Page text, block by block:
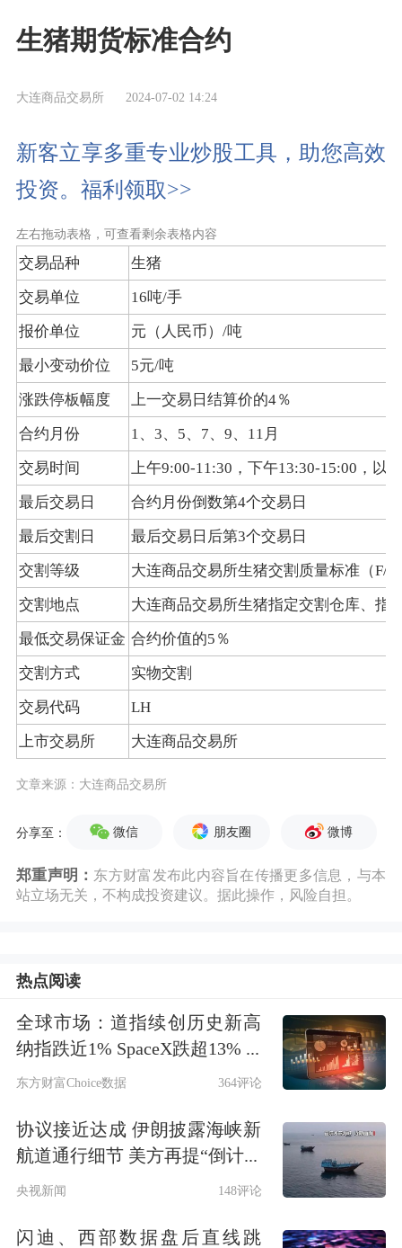
生猪期货标准合约
大连商品交易所 2024-07-02 14:24
新客立享多重专业炒股工具，助您高效
投资。福利领取>>
左右拖动表格，可查看剩余表格内容
交易品种
生猪
交易单位
16吨/手
报价单位
元（人民币）/吨
最小变动价位
5元/吨
涨跌停板幅度
上一交易日结算价的4％
合约月份
1、3、5、7、9、11月
交易时间
上午9:00-11:30，下午13:30-15:00，以
最后交易日
合约月份倒数第4个交易日
最后交割日
最后交易日后第3个交易日
交割等级
大连商品交易所生猪交割质量标准（F/
交割地点
大连商品交易所生猪指定交割仓库、指
最低交易保证金 合约价值的5％
交割方式
实物交割
交易代码
LH
上市交易所
大连商品交易所
文章来源：大连商品交易所
分享至： 微信 朋友圈 微博
郑重声明： 东方财富发布此内容旨在传播更多信息，与本
站立场无关，不构成投资建议。据此操作，风险自担。
热点阅读
全球市场：道指续创历史新高
纳指跌近1% SpaceX跌超13% ...
东方财富Choice数据 364评论
协议接近达成 伊朗披露海峡新
航道通行细节 美方再提“倒计...
央视新闻 148评论
闪迪、西部数据盘后直线跳